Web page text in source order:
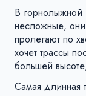
В горнолыжной
несложные,
пролегают по
хочет трассы
большей
Самая длинная